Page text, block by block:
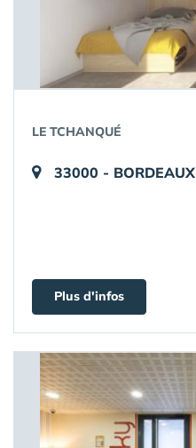
LE TCHANQUÉ
33000 - BORDEAUX
Plus d'infos